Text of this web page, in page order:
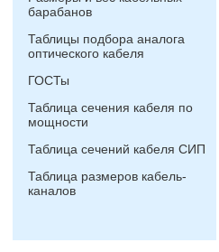
барабанов
Таблицы подбора аналога
оптического кабеля
ГОСТы
Таблица сечения кабеля по
мощности
Таблица сечений кабеля СИП
Таблица размеров кабель-
каналов